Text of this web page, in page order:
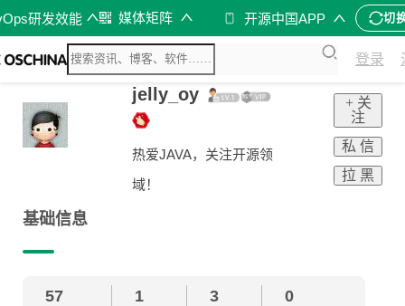
研发效能 媒体矩阵 开源中国APP 切
登录
jelly_oy
热爱JAVA，关注开源领
域！
+ 关
注
私 信
拉 黑
基础信息
57 1 3 0